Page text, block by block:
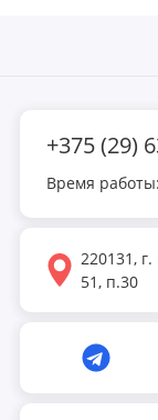
+375 (29)
Время
220131,
51, п.30